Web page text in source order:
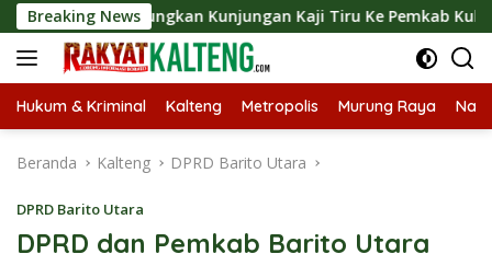
Langsung
ke
konten
Breaking NewsKunjungan Kaji Tiru Ke Pemkab Kulon Progo
Hukum & Kriminal Kalteng Metropolis Murung Raya
Beranda Kalteng DPRD Barito Utara
DPRD Barito Utara
DPRD dan Pemkab Barito Utara